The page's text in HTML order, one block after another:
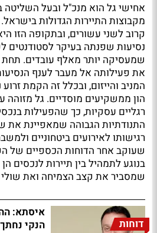
אחישי גל הוא מנכ"ל ובעל השליטה
מקבוצות התיירות הגדולות
קרוב לשני עשורים, ובתקופה הזו
נסיעות שפנתה בעיקר לסטודנטים
שמעסיקה יותר מאלף עובדים. תחת
את פעילותה אל מעבר לענף
המניב והייזום, ובכלל זה הקמת
הון ממשקיעים מוסדיים. גל
רגליים עסקיות, כך שהפעילות
התנודתיות הגבוהה שמאפיינת את
רגישותו לאירועים ביטחוניים
שעוקב אחר הדוחות הכספיים של
בנוגע לתמהיל בין תיירות לנכסים
שמסביר את קצב הצמיחה ואת
דוחות
הנקי נחתך ב-